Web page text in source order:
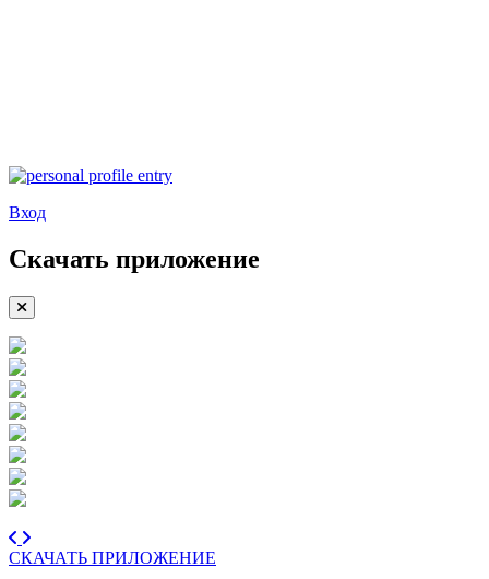
Вход
Скачать приложение
СКАЧАТЬ ПРИЛОЖЕНИЕ